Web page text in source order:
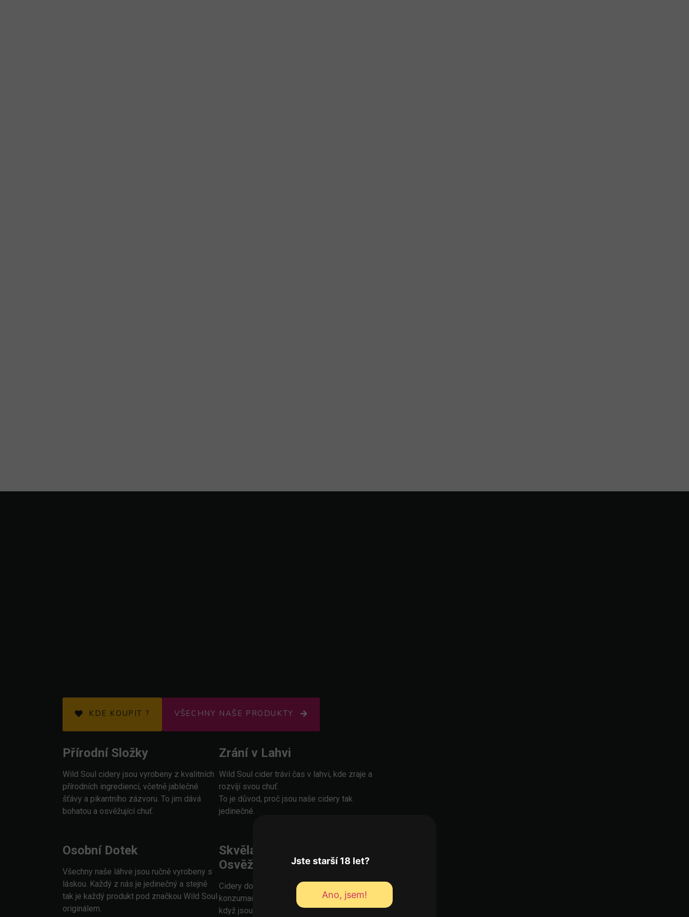
KDE KOUPIT ? VŠECHNY NAŠE PRODUKTY
Přírodní Složky
Wild Soul cidery jsou vyrobeny z kvalitních
přírodních ingrediencí, včetně jablečné
šťávy a pikantního zázvoru. To jim dává
bohatou a osvěžující chuť.
Zrání v Lahvi
Wild Soul cider tráví čas v lahvi, kde zraje a
rozvíjí svou chuť.
To je důvod, proč jsou naše cidery tak
jedinečné.
Osobní Dotek
Všechny naše láhve jsou ručně vyrobeny s
láskou. Každý z nás je jedinečný a stejně
tak je každý produkt pod značkou Wild Soul
originálem.
Skvělá Vychlazená
Osvěžení
Cidery doporučujemepřed
konzumací
vychlazovat. Chutnají nejlépe,
když jsou dobře vychlazené a přinášejí tak
Jste starší 18 let?
Ano, jsem!